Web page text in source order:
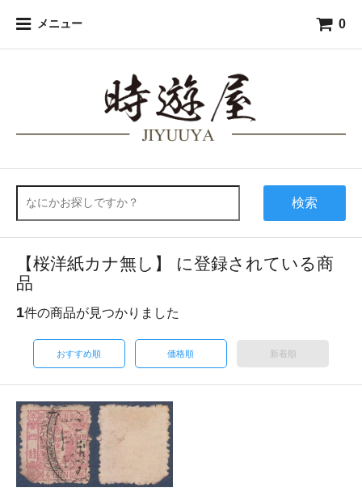
メニュー 0
検索
【桜洋紙カナ無し】 に登録されている商
品
1件の商品が見つかりました
おすすめ順 価格順 新着順